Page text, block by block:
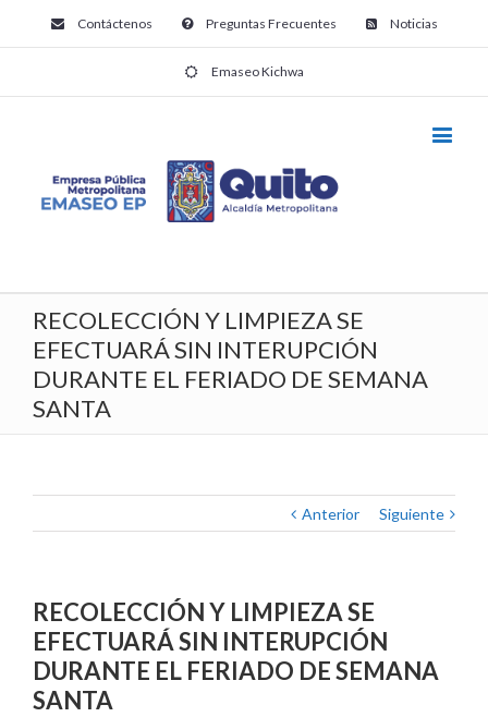
Contáctenos Preguntas Frecuentes Noticias
Emaseo Kichwa
RECOLECCIÓN Y LIMPIEZA SE
EFECTUARÁ SIN INTERUPCIÓN
DURANTE EL FERIADO DE SEMANA
SANTA
Anterior Siguiente
RECOLECCIÓN Y LIMPIEZA SE
EFECTUARÁ SIN INTERUPCIÓN
DURANTE EL FERIADO DE SEMANA
SANTA